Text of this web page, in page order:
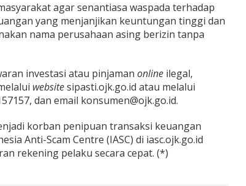
agar senantiasa waspada terhadap
yang menjanjikan keuntungan tinggi dan
nama perusahaan asing berizin tanpa
investasi atau pinjaman onlineilegal,
websitesipasti.ojk.go.id atau melalui
dan email konsumen@ojk.go.id.
korban penipuan transaksi keuangan
Anti-Scam Centre (IASC) di iasc.ojk.go.id
rekening pelaku secara cepat. (*)